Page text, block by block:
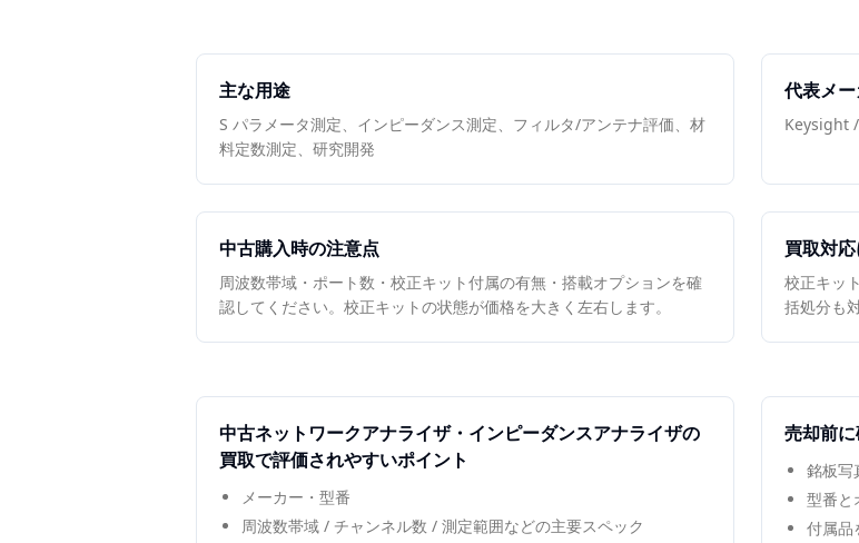
主な用途
S パラメータ測定、インピーダンス測定、フィルタ/アンテナ評価、材
料定数測定、研究開発
代表メ
Keysight
中古購入時の注意点
周波数帯域・ポート数・校正キット付属の有無・搭載オプションを確
認してください。校正キットの状態が価格を大きく左右します。
買取対
校正キッ
括処分も
中古ネットワークアナライザ・インピーダンスアナライザの
買取で評価されやすいポイント
メーカー・型番
周波数帯域 / チャンネル数 / 測定範囲などの主要スペック
売却前
銘板写
型番と
付属品